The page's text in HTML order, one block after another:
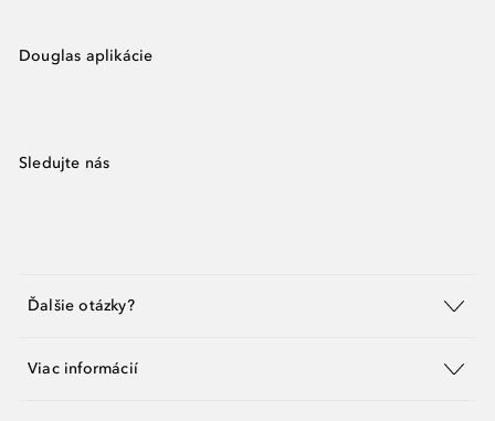
Douglas aplikácie
Sledujte nás
Ďalšie otázky?
Viac informácií